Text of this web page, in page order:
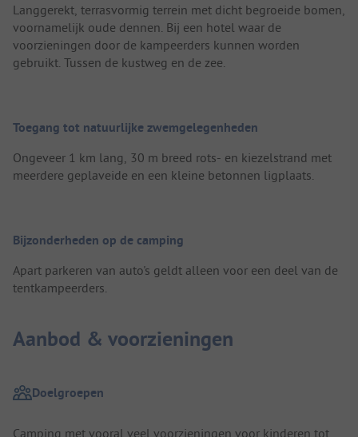
Langgerekt, terrasvormig terrein met dicht begroeide bomen,
voornamelijk oude dennen. Bij een hotel waar de
voorzieningen door de kampeerders kunnen worden
gebruikt. Tussen de kustweg en de zee.
Toegang tot natuurlijke zwemgelegenheden
Ongeveer 1 km lang, 30 m breed rots- en kiezelstrand met
meerdere geplaveide en een kleine betonnen ligplaats.
Bijzonderheden op de camping
Apart parkeren van auto's geldt alleen voor een deel van de
tentkampeerders.
Aanbod & voorzieningen
Doelgroepen
Camping met vooral veel voorzieningen voor kinderen tot